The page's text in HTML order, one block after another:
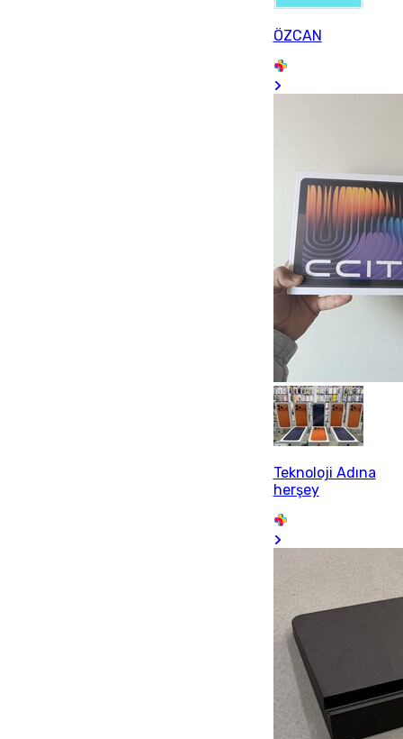
ÖZCAN
Teknoloji Adına
herşey